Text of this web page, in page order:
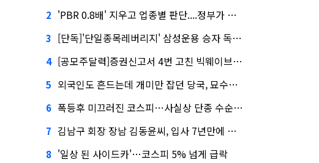
2 'PBR 0.8배' 지우고 업종별 판단....정부가 제시한 '주가 누르기' 방지법
3 [단독]'단일종목레버리지' 삼성운용 승자 독식...운용수익 미래에셋의 6배
4 [공모주달력]증권신고서 4번 고친 빅웨이브로보틱스, 수요예측
5 외국인도 흔드는데 개미만 잡던 당국, 묘수는 과다호가부담금?
6 폭등후 미끄러진 코스피…사실상 단종 수순 밟는 '단종레'
7 김남구 회장 장남 김동윤씨, 입사 7년만에 한투증권 임원 승진
8 '일상 된 사이드카'…코스피 5% 넘게 급락